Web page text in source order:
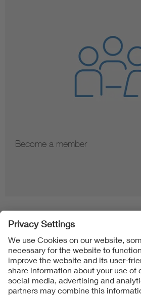
Become a member
Folgen Sie uns